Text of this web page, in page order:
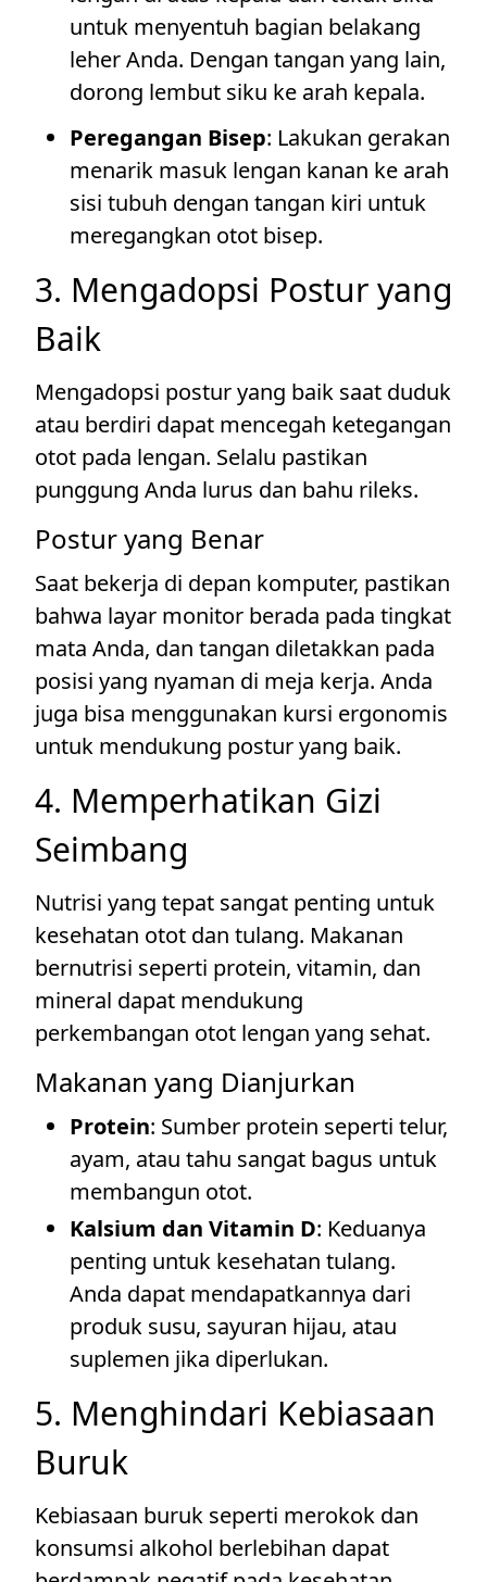
untuk menyentuh bagian belakang
leher Anda. Dengan tangan yang lain,
dorong lembut siku ke arah kepala.
Peregangan Bisep: Lakukan gerakan
menarik masuk lengan kanan ke arah
sisi tubuh dengan tangan kiri untuk
meregangkan otot bisep.
3. Mengadopsi Postur yang
Baik
Mengadopsi postur yang baik saat duduk
atau berdiri dapat mencegah ketegangan
otot pada lengan. Selalu pastikan
punggung Anda lurus dan bahu rileks.
Postur yang Benar
Saat bekerja di depan komputer, pastikan
bahwa layar monitor berada pada tingkat
mata Anda, dan tangan diletakkan pada
posisi yang nyaman di meja kerja. Anda
juga bisa menggunakan kursi ergonomis
untuk mendukung postur yang baik.
4. Memperhatikan Gizi
Seimbang
Nutrisi yang tepat sangat penting untuk
kesehatan otot dan tulang. Makanan
bernutrisi seperti protein, vitamin, dan
mineral dapat mendukung
perkembangan otot lengan yang sehat.
Makanan yang Dianjurkan
Protein: Sumber protein seperti telur,
ayam, atau tahu sangat bagus untuk
membangun otot.
Kalsium dan Vitamin D: Keduanya
penting untuk kesehatan tulang.
Anda dapat mendapatkannya dari
produk susu, sayuran hijau, atau
suplemen jika diperlukan.
5. Menghindari Kebiasaan
Buruk
Kebiasaan buruk seperti merokok dan
konsumsi alkohol berlebihan dapat